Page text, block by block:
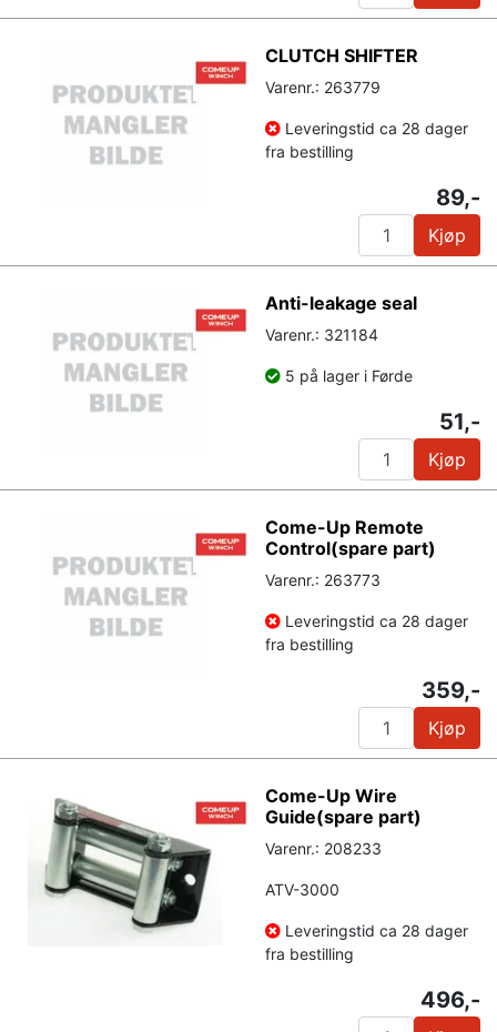
CLUTCH SHIFTER
Varenr.: 263779
Leveringstid ca 28 dager
fra bestilling
89,-
Kjøp
Anti-leakage seal
Varenr.: 321184
5 på lager i Førde
51,-
Kjøp
Come-Up Remote
Control(spare part)
Varenr.: 263773
Leveringstid ca 28 dager
fra bestilling
359,-
Kjøp
Come-Up Wire
Guide(spare part)
Varenr.: 208233
ATV-3000
Leveringstid ca 28 dager
fra bestilling
496,-